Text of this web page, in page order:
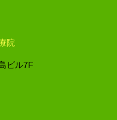
院
ビル7F